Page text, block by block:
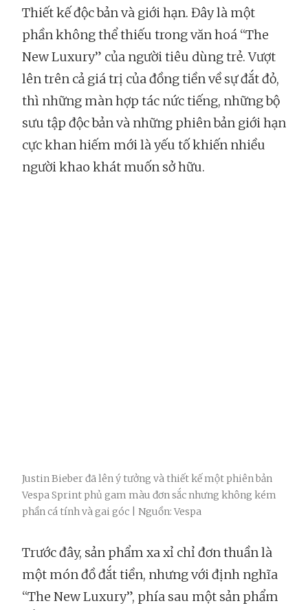
Thiết kế độc bản và giới hạn. Đây là một
phần không thể thiếu trong văn hoá “The
New Luxury” của người tiêu dùng trẻ. Vượt
lên trên cả giá trị của đồng tiền về sự đắt đỏ,
thì những màn hợp tác nức tiếng, những bộ
sưu tập độc bản và những phiên bản giới hạn
cực khan hiếm mới là yếu tố khiến nhiều
người khao khát muốn sở hữu.
Justin Bieber đã lên ý tưởng và thiết kế một phiên bản
Vespa Sprint phủ gam màu đơn sắc nhưng không kém
phần cá tính và gai góc | Nguồn: Vespa
Trước đây, sản phẩm xa xỉ chỉ đơn thuần là
một món đồ đắt tiền, nhưng với định nghĩa
“The New Luxury”, phía sau một sản phẩm